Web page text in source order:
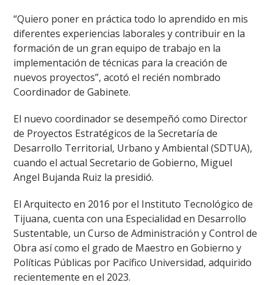
“Quiero poner en práctica todo lo aprendido en mis
diferentes experiencias laborales y contribuir en la
formación de un gran equipo de trabajo en la
implementación de técnicas para la creación de
nuevos proyectos”, acotó el recién nombrado
Coordinador de Gabinete.
El nuevo coordinador se desempeñó como Director
de Proyectos Estratégicos de la Secretaría de
Desarrollo Territorial, Urbano y Ambiental (SDTUA),
cuando el actual Secretario de Gobierno, Miguel
Angel Bujanda Ruiz la presidió.
El Arquitecto en 2016 por el Instituto Tecnológico de
Tijuana, cuenta con una Especialidad en Desarrollo
Sustentable, un Curso de Administración y Control de
Obra así como el grado de Maestro en Gobierno y
Políticas Públicas por Pacífico Universidad, adquirido
recientemente en el 2023.